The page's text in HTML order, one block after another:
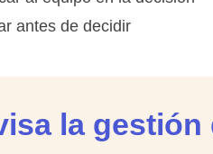
antes de decidir
la